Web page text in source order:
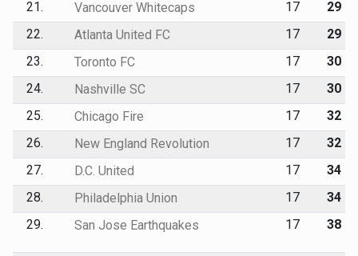
21. Vancouver Whitecaps 17
29
22.
Atlanta United FC 17
29
23.
Toronto FC 17
30
24.
Nashville SC 17
30
25.
Chicago Fire 17
32
26.
New England Revolution 17
32
27.
D.C. United 17
34
28.
Philadelphia Union 17
34
29.
San Jose Earthquakes 17 38